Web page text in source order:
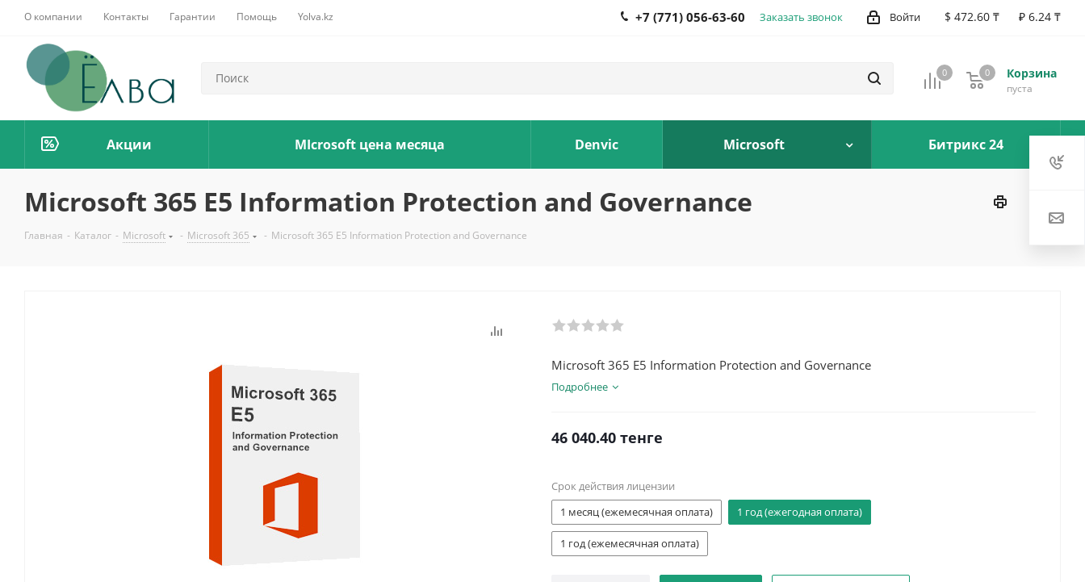
О компании Контакты Гарантии Помощь Yolva.kz $ 472.60 ₸ ₽ 6.24 ₸
Войти
+7 (771) 056-63-60 Заказать звонок
0 Корзина
0
пуста
0
Акции MIcrosoft цена месяца Denvic Microsoft Битрикс 24
Microsoft 365 E5 Information Protection and Governance
Главная - Каталог - Microsoft - Microsoft 365 - Microsoft 365 E5 Information Protection and Governance
Microsoft 365 E5 Information Protection and Governance
Подробнее
46 040.40 тенге
Срок действия лицензии
1 месяц (ежемесячная оплата)
1 год (ежегодная оплата)
1 год (ежемесячная оплата)